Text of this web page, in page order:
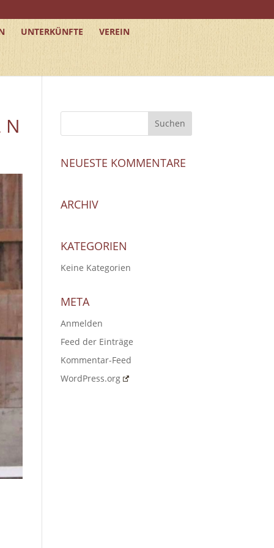
UNTERKÜNFTE VEREIN
N
NEUESTE KOMMENTARE
ARCHIV
KATEGORIEN
Keine Kategorien
META
Anmelden
Feed der Einträge
Kommentar-Feed
WordPress.org